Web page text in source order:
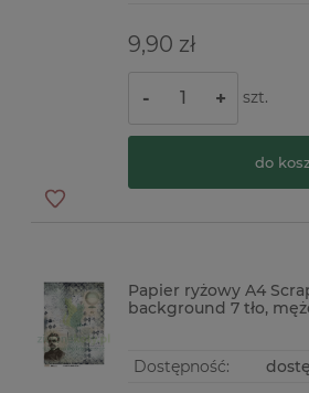
9,90 zł
- + szt.
do
Papier ryżowy A4
background 7 tło,
Dostępność: